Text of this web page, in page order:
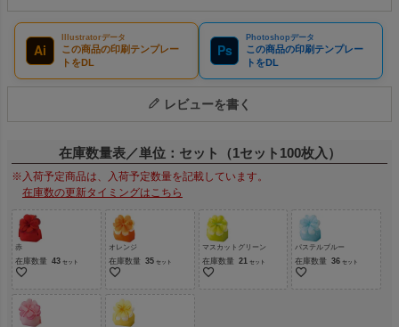
Ai
Illustratorデータ
この商品の印刷テンプレー
トをDL
Ps
Photoshopデータ
この商品の印刷テンプレー
トをDL
レビューを書く
在庫数量表／単位：セット（1セット100枚入）
※入荷予定商品は、入荷予定数量を記載しています。
在庫数の更新タイミングはこちら
赤
在庫数量 43
オレンジ
在庫数量 35
マスカットグリーン
在庫数量 21
パステルブルー
在庫数量 36